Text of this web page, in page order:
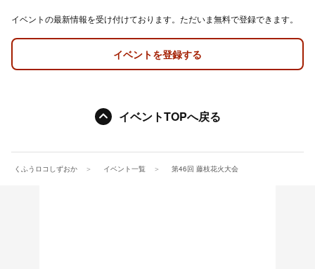
イベントの最新情報を受け付けております。ただいま無料で登録できます。
イベントを登録する
イベントTOPへ戻る
くふうロコしずおか イベント一覧 第46回 藤枝花火大会